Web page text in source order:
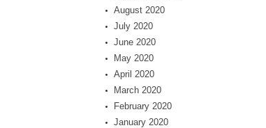
August 2020
July 2020
June 2020
May 2020
April 2020
March 2020
February 2020
January 2020